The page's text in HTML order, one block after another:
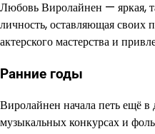
Любовь Виролайнен — яркая,
личность, оставляющая своих
актерского мастерства и
Ранние годы
Виролайнен начала петь ещё в
музыкальных конкурсах и